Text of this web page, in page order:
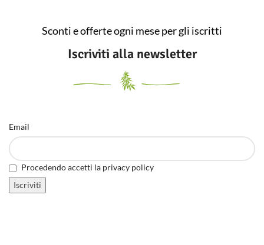
Sconti e offerte ogni mese per gli iscritti
Iscriviti alla newsletter
Email
Procedendo accetti la privacy policy